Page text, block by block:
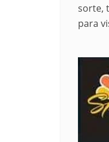
sorte,
para